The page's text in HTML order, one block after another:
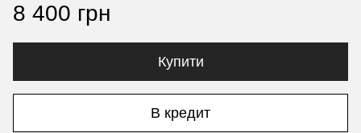
8 400 грн
Купити
В кредит